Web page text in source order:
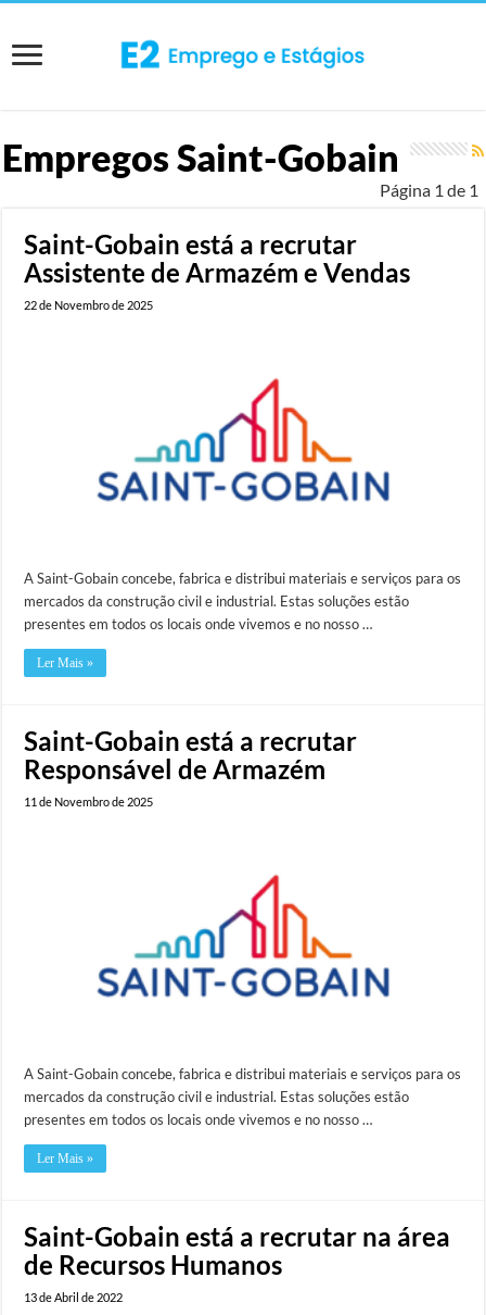
EmpregosSaint-Gobain
Página 1 de 1
Saint-Gobain está a recrutar
Assistente de Armazém e Vendas
22 de Novembro de 2025
A Saint-Gobain concebe, fabrica e distribui materiais e serviços para os
mercados da construção civil e industrial. Estas soluções estão
presentes em todos os locais onde vivemos e no nosso …
Ler Mais »
Saint-Gobain está a recrutar
Responsável de Armazém
11 de Novembro de 2025
A Saint-Gobain concebe, fabrica e distribui materiais e serviços para os
mercados da construção civil e industrial. Estas soluções estão
presentes em todos os locais onde vivemos e no nosso …
Ler Mais »
Saint-Gobain está a recrutar na área
de Recursos Humanos
13 de Abril de 2022